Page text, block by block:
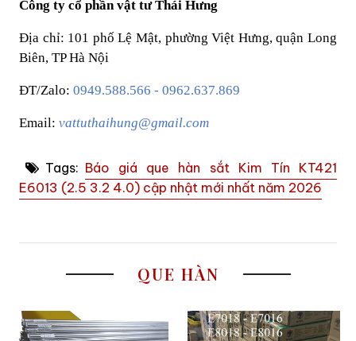
Công ty cổ phần vật tư Thái Hưng
Địa chỉ: 101 phố Lệ Mật, phường Việt Hưng, quận Long
Biên, TP Hà Nội
ĐT/Zalo: 0949.588.566 - 0962.637.869
Email: vattuthaihung@gmail.com
Tags: Báo giá que hàn sắt Kim Tín KT421
E6013 (2.5 3.2 4.0) cập nhật mới nhất năm 2026
QUE HÀN